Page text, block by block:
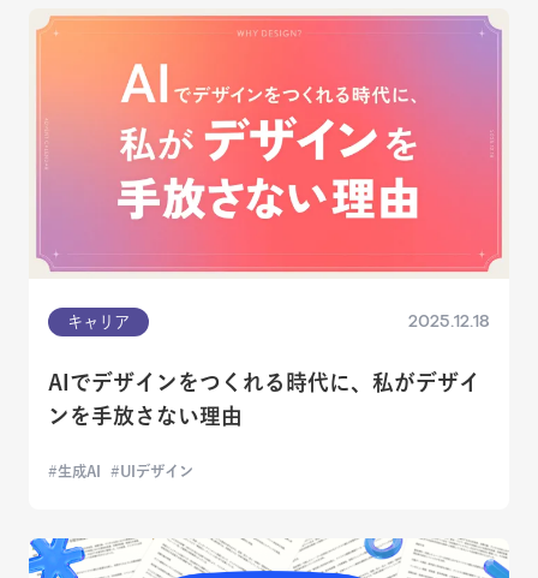
キャリア 2025.12.18
AIでデザインをつくれる時代に、私がデザイ
ンを手放さない理由
生成AI UIデザイン